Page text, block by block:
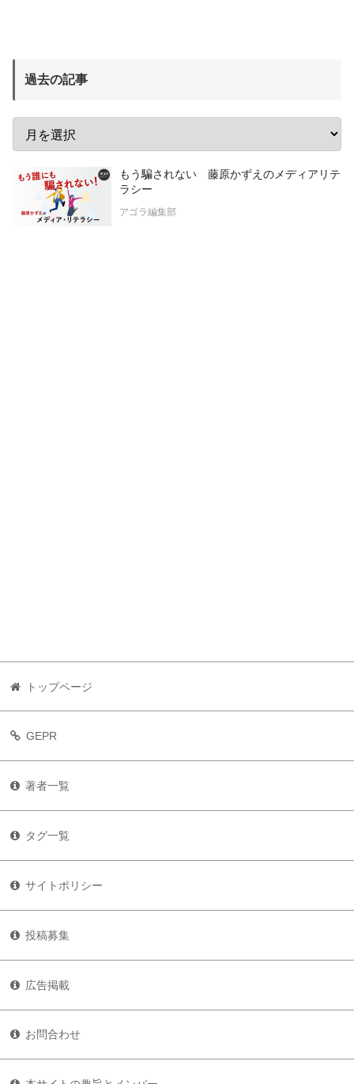
過去の記事
もう騙されない 藤原かずえのメディアリテ
ラシー
アゴラ編集部
トップページ
GEPR
著者一覧
タグ一覧
サイトポリシー
投稿募集
広告掲載
お問合わせ